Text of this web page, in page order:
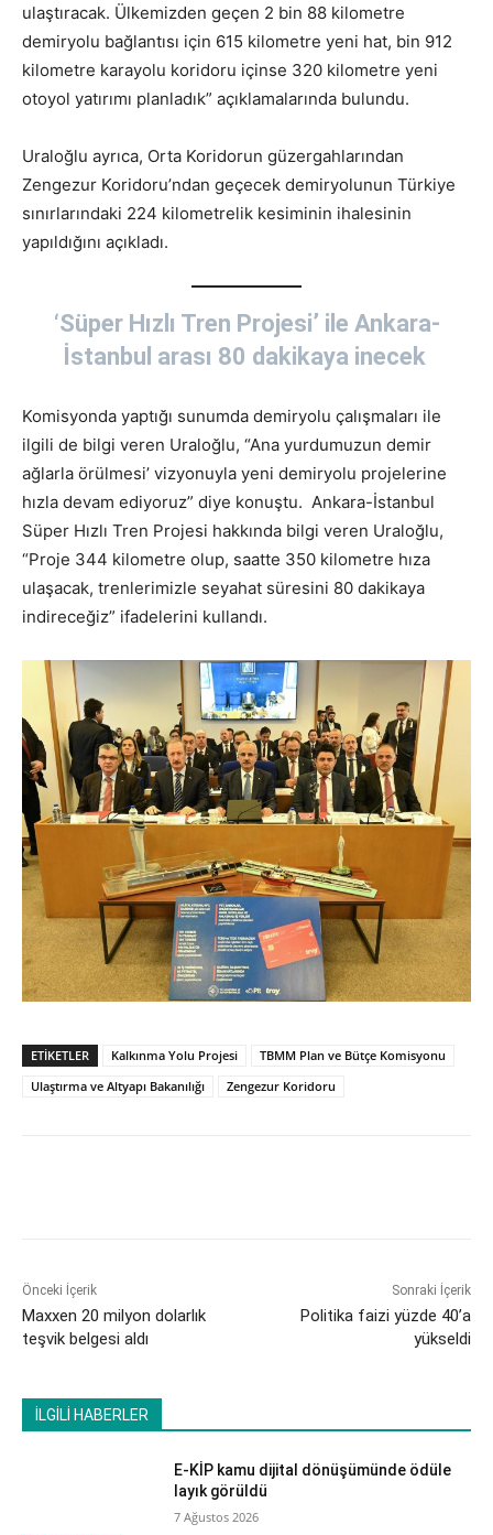
ulaştıracak. Ülkemizden geçen 2 bin 88 kilometre
demiryolu bağlantısı için 615 kilometre yeni hat, bin 912
kilometre karayolu koridoru içinse 320 kilometre yeni
otoyol yatırımı planladık” açıklamalarında bulundu.
Uraloğlu ayrıca, Orta Koridorun güzergahlarından
Zengezur Koridoru’ndan geçecek demiryolunun Türkiye
sınırlarındaki 224 kilometrelik kesiminin ihalesinin
yapıldığını açıkladı.
‘Süper Hızlı Tren Projesi’ ile Ankara-
İstanbul arası 80 dakikaya inecek
Komisyonda yaptığı sunumda demiryolu çalışmaları ile
ilgili de bilgi veren Uraloğlu, “Ana yurdumuzun demir
ağlarla örülmesi’ vizyonuyla yeni demiryolu projelerine
hızla devam ediyoruz” diye konuştu. Ankara-İstanbul
Süper Hızlı Tren Projesi hakkında bilgi veren Uraloğlu,
“Proje 344 kilometre olup, saatte 350 kilometre hıza
ulaşacak, trenlerimizle seyahat süresini 80 dakikaya
indireceğiz” ifadelerini kullandı.
ETİKETLER Kalkınma Yolu Projesi
TBMM Plan ve Bütçe Komisyonu
Ulaştırma ve Altyapı Bakanılığı
Zengezur Koridoru
Önceki İçerik
Maxxen 20 milyon dolarlık
teşvik belgesi aldı
Sonraki İçerik
Politika faizi yüzde 40’a
yükseldi
İLGİLİ HABERLER
E-KİP kamu dijital dönüşümünde ödüle
layık görüldü
7 Ağustos 2026